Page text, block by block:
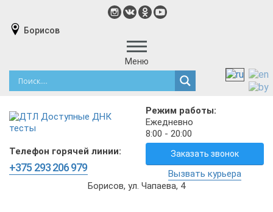
Борисов
Меню
Режим работы:
Ежедневно
8:00 - 20:00
Телефон горячей линии:
+375 293 206 979
Заказать звонок
Вызвать курьера
Борисов, ул. Чапаева, 4